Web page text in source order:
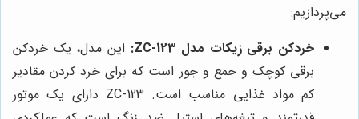
می‌پردازیم:
خردکن برقی زیکات مدل ZC-123:
این مدل، یک خردکن
برقی کوچک و جمع و جور است که برای خرد کردن مقادیر
کم مواد غذایی مناسب است. ZC-123 دارای یک موتور